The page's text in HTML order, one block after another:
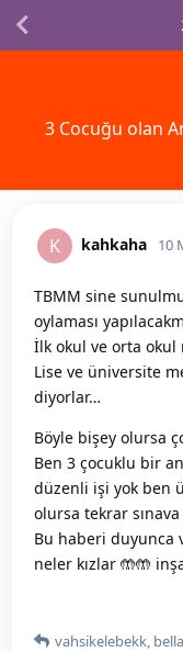
3 Cocuğu olan
K kahkaha 10
TBMM sine
oylaması
İlk okul ve orta
Lise ve üniversite
diyorlar…
Böyle bişey olursa
Ben 3 çocuklu bir
düzenli işi yok ben
olursa tekrar
Bu haberi duyunca
neler kızlar 🤲🤲
vahsikelebekk,